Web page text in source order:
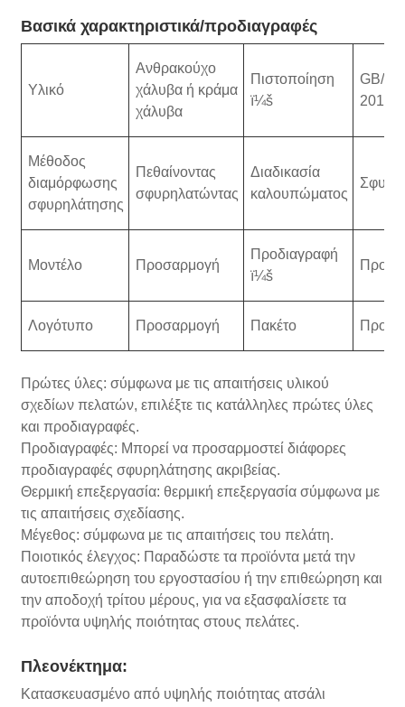
Βασικά χαρακτηριστικά/προδιαγραφές
Υλικό
Ανθρακούχο
χάλυβα ή κράμα
χάλυβα
Πιστοποίηση
ï¼š
GB/
2016/
Μέθοδος
διαμόρφωσης
σφυρηλάτησης
Πεθαίνοντας
σφυρηλατώντας
Διαδικασία
καλουπώματος
Μοντέλο Προσαρμογή
Προδιαγραφή
ï¼š
Λογότυπο Προσαρμογή Πακέτο
Πρώτες ύλες: σύμφωνα με τις απαιτήσεις υλικού
σχεδίων πελατών, επιλέξτε τις κατάλληλες πρώτες ύλες
και προδιαγραφές.
Προδιαγραφές: Μπορεί να προσαρμοστεί διάφορες
προδιαγραφές σφυρηλάτησης ακριβείας.
Θερμική επεξεργασία: θερμική επεξεργασία σύμφωνα με
τις απαιτήσεις σχεδίασης.
Μέγεθος: σύμφωνα με τις απαιτήσεις του πελάτη.
Ποιοτικός έλεγχος: Παραδώστε τα προϊόντα μετά την
αυτοεπιθεώρηση του εργοστασίου ή την επιθεώρηση και
την αποδοχή τρίτου μέρους, για να εξασφαλίσετε τα
προϊόντα υψηλής ποιότητας στους πελάτες.
Πλεονέκτημα:
Κατασκευασμένο από υψηλής ποιότητας ατσάλι